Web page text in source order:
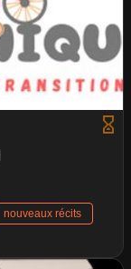
nouveaux récits